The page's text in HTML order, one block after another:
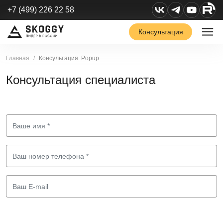
+7 (499) 226 22 58
Консультация
Главная Консультация. Popup
Консультация специалиста